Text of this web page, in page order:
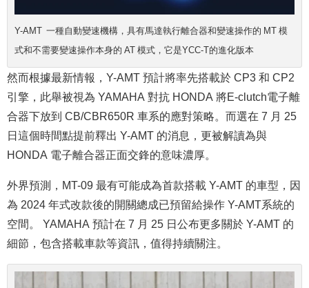
Y-AMT 一種自動變速機構，具有馬達執行離合器和變速操作的 MT 模
式和不需要變速操作本身的 AT 模式，它是YCC-T的進化版本
然而根據最新情報，Y-AMT 預計將率先搭載於 CP3 和 CP2
引擎，此舉被視為 YAMAHA 對抗 HONDA 將E-clutch電子離
合器下放到 CB/CBR650R 車系的應對策略。而選在 7 月 25
日這個時間點提前釋出 Y-AMT 的消息，更被解讀為與
HONDA 電子離合器正面交鋒的意味濃厚。
外界預測，MT-09 最有可能成為首款搭載 Y-AMT 的車型，因
為 2024 年式改款後的開關總成已預留給操作 Y-AMT系統的
空間。 YAMAHA 預計在 7 月 25 日公布更多關於 Y-AMT 的
細節，包含搭載車款等資訊，值得持續關注。